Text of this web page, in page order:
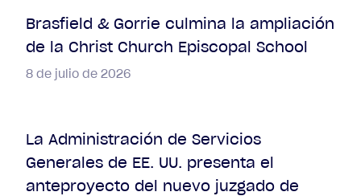
Brasfield & Gorrie culmina la ampliación
de la Christ Church Episcopal School
8 de julio de 2026
La Administración de Servicios
Generales de EE. UU. presenta el
anteproyecto del nuevo juzgado de